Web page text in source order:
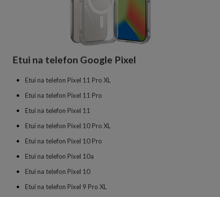
Etui na telefon Google Pixel
Etui na telefon Pixel 11 Pro XL
Etui na telefon Pixel 11 Pro
Etui na telefon Pixel 11
Etui na telefon Pixel 10 Pro XL
Etui na telefon Pixel 10 Pro
Etui na telefon Pixel 10a
Etui na telefon Pixel 10
Etui na telefon Pixel 9 Pro XL